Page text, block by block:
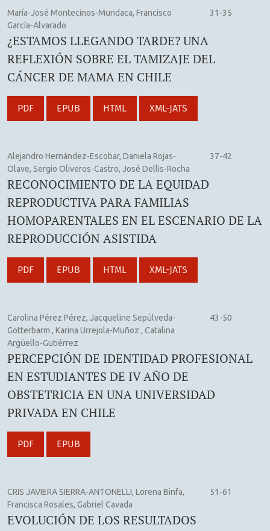
María-José Montecinos-Mundaca, Francisco
García-Alvarado
31-35
¿ESTAMOS LLEGANDO TARDE? UNA
REFLEXIÓN SOBRE EL TAMIZAJE DEL
CÁNCER DE MAMA EN CHILE
PDF EPUB HTML XML-JATS
Alejandro Hernández-Escobar, Daniela Rojas-
Olave, Sergio Oliveros-Castro, José Dellis-Rocha
37-42
RECONOCIMIENTO DE LA EQUIDAD
REPRODUCTIVA PARA FAMILIAS
HOMOPARENTALES EN EL ESCENARIO DE LA
REPRODUCCIÓN ASISTIDA
PDF EPUB HTML XML-JATS
Carolina Pérez Pérez, Jacqueline Sepúlveda-
Gotterbarm , Karina Urrejola-Muñoz , Catalina
Argüello-Gutiérrez
43-50
PERCEPCIÓN DE IDENTIDAD PROFESIONAL
EN ESTUDIANTES DE IV AÑO DE
OBSTETRICIA EN UNA UNIVERSIDAD
PRIVADA EN CHILE
PDF EPUB
CRIS JAVIERA SIERRA-ANTONELLI, Lorena Binfa,
Francisca Rosales, Gabriel Cavada
51-61
EVOLUCIÓN DE LOS RESULTADOS